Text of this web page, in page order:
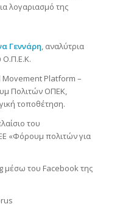
λογαριασμό της
Γεννάρη , αναλύτρια
Ο.Π.Ε.Κ.
Movement Platform –
Πολιτών ΟΠΕΚ,
τοποθέτηση.
του
«Φόρουμ πολιτών για
μέσω του Facebook της